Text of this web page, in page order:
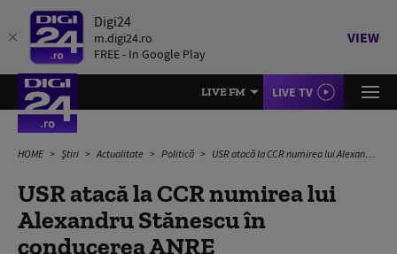
Digi24
m.digi24.ro
FREE - In Google Play
VIEW
LIVE FM LIVE TV
HOME Știri Actualitate Politică USR atacă la CCR numirea lui Alexandru Stănescu în conducerea ANRE
USR atacă la CCR numirea lui
Alexandru Stănescu în
conducerea ANRE